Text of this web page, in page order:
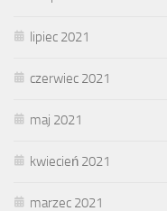
lipiec 2021
czerwiec 2021
maj 2021
kwiecień 2021
marzec 2021